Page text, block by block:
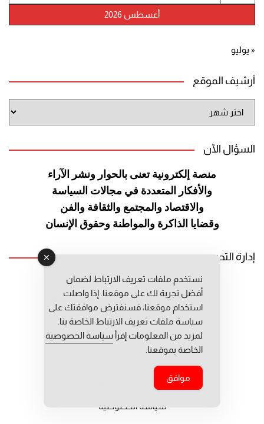
أغسطس 2026
« يوليو
أرشيف الموقع
الموقع
السؤال الآن
منصة إلكترونية تعنى بالحوار ونشر الآراء
والأفكار المتعددة في مجالات السياسة
والاقتصاد والمجتمع والثقافة والفن
وقضايا الذاكرة والمواطنة وحقوق الإنسان
إدارة التحرير
رئيس التحرير: عبد الرحيم التوراني
رئيس التحرير المساعد: المعطي قبال
مديرة التحرير: فاطمة حوحو
جميع حقوق النشر محفوظة © 2026
سياسة الخصوصية
نستخدم ملفات تعريف الارتباط لضمان
أفضل تجربة لك على موقعنا. إذا واصلت
استخدام موقعنا، فسنفترض موافقتك على
سياسة ملفات تعريف الارتباط الخاصة بنا.
لمزيد من المعلومات إقرأ سياسة الخصوصية
الخاصة بموقعنا.
موافق